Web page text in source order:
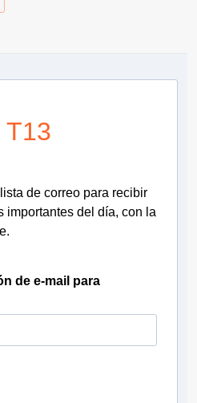
T13
de correo para recibir
importantes del día, con la
de e-mail para